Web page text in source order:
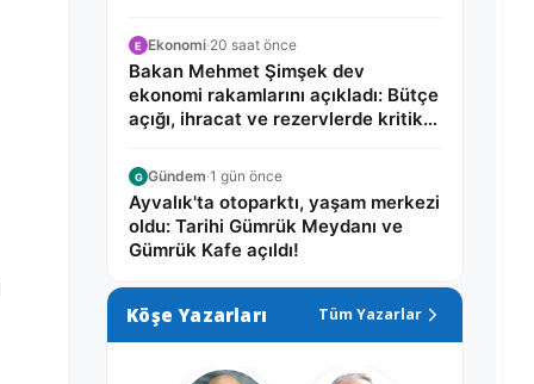
E Ekonomi·20 saat önce
Bakan Mehmet Şimşek dev
ekonomi rakamlarını açıkladı: Bütçe
açığı, ihracat ve rezervlerde kritik
G Gündem·1 gün önce
Ayvalık'ta otoparktı, yaşam merkezi
oldu: Tarihi Gümrük Meydanı ve
Gümrük Kafe açıldı!
Köşe Yazarları Tüm Yazarlar